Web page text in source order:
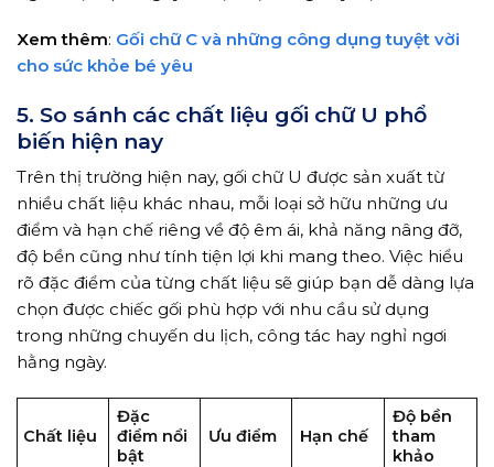
Xem thêm: Gối chữ C và những công dụng tuyệt vời
cho sức khỏe bé yêu
5. So sánh các chất liệu gối chữ U phổ
biến hiện nay
Trên thị trường hiện nay, gối chữ U được sản xuất từ
nhiều chất liệu khác nhau, mỗi loại sở hữu những ưu
điểm và hạn chế riêng về độ êm ái, khả năng nâng đỡ,
độ bền cũng như tính tiện lợi khi mang theo. Việc hiểu
rõ đặc điểm của từng chất liệu sẽ giúp bạn dễ dàng lựa
chọn được chiếc gối phù hợp với nhu cầu sử dụng
trong những chuyến du lịch, công tác hay nghỉ ngơi
hằng ngày.
Chất liệu
Đặc
điểm nổi
bật
Ưu điểm Hạn chế
Độ bền
tham
khảo